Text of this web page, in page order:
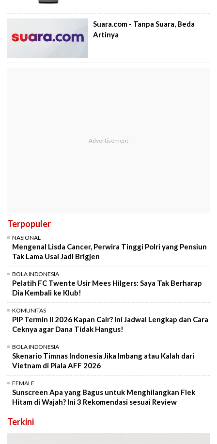
Suara.com - Tanpa Suara, Beda
Artinya
Terpopuler
NASIONAL
Mengenal Lisda Cancer, Perwira Tinggi Polri yang Pensiun
Tak Lama Usai Jadi Brigjen
BOLA INDONESIA
Pelatih FC Twente Usir Mees Hilgers: Saya Tak Berharap
Dia Kembali ke Klub!
KOMUNITAS
PIP Termin II 2026 Kapan Cair? Ini Jadwal Lengkap dan Cara
Ceknya agar Dana Tidak Hangus!
BOLA INDONESIA
Skenario Timnas Indonesia Jika Imbang atau Kalah dari
Vietnam di Piala AFF 2026
FEMALE
Sunscreen Apa yang Bagus untuk Menghilangkan Flek
Hitam di Wajah? Ini 3 Rekomendasi sesuai Review
Terkini